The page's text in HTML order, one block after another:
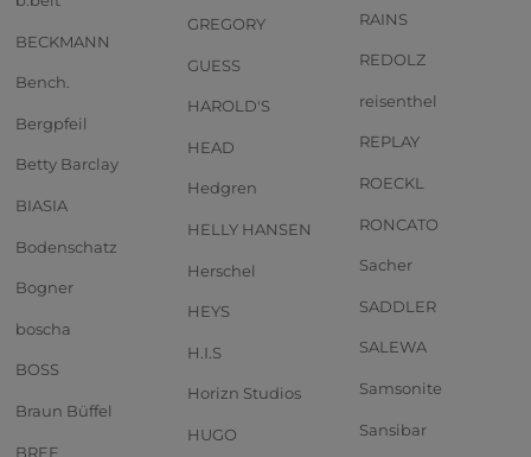
BECKMANN
Bench.
Bergpfeil
Betty Barclay
BIASIA
Bodenschatz
Bogner
boscha
BOSS
Braun Büffel
BREE
GREGORY
GUESS
HAROLD'S
HEAD
Hedgren
HELLY HANSEN
Herschel
HEYS
H.I.S
Horizn Studios
HUGO
RAINS
REDOLZ
reisenthel
REPLAY
ROECKL
RONCATO
Sacher
SADDLER
SALEWA
Samsonite
Sansibar